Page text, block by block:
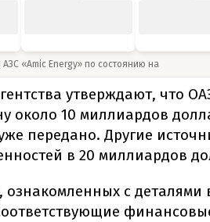
«Amic Energy» по состоянию на
утверждают, что
около 10 миллиардов
передано. Другие
в 20 миллиардов
ознакомленных с